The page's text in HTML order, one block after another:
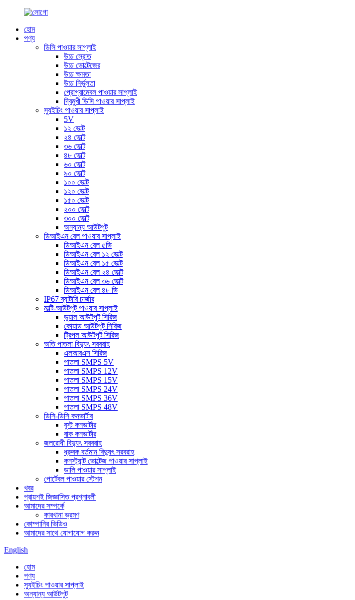
হোম
পণ্য
ডিসি পাওয়ার সাপ্লাই
উচ্চ স্রোত
উচ্চ ভোল্টেজের
উচ্চ ক্ষমতা
উচ্চ নির্ভুলতা
প্রোগ্রামেবল পাওয়ার সাপ্লাই
দ্বিমুখী ডিসি পাওয়ার সাপ্লাই
স্যুইচিং পাওয়ার সাপ্লাই
5V
১২ ভোল্ট
২৪ ভোল্ট
৩৬ ভোল্ট
৪৮ ভোল্ট
৬০ ভোল্ট
৯০ ভোল্ট
১০০ ভোল্ট
১২০ ভোল্ট
১৫০ ভোল্ট
২০০ ভোল্ট
৩০০ ভোল্ট
অন্যান্য আউটপুট
ডিআইএন রেল পাওয়ার সাপ্লাই
ডিআইএন রেল ৫ভি
ডিআইএন রেল ১২ ভোল্ট
ডিআইএন রেল ১৫ ভোল্ট
ডিআইএন রেল ২৪ ভোল্ট
ডিআইএন রেল ৩৬ ভোল্ট
ডিআইএন রেল ৪৮ ভি
IP67 ব্যাটারি চার্জার
মাল্টি-আউটপুট পাওয়ার সাপ্লাই
ডুয়াল আউটপুট সিরিজ
কোয়াড আউটপুট সিরিজ
ট্রিপল আউটপুট সিরিজ
অতি পাতলা বিদ্যুৎ সরবরাহ
এলআরএস সিরিজ
পাতলা SMPS 5V
পাতলা SMPS 12V
পাতলা SMPS 15V
পাতলা SMPS 24V
পাতলা SMPS 36V
পাতলা SMPS 48V
ডিসি-ডিসি কনভার্টার
বুস্ট কনভার্টার
বাক কনভার্টার
জলরোধী বিদ্যুৎ সরবরাহ
ধ্রুবক বর্তমান বিদ্যুৎ সরবরাহ
কনস্ট্যান্ট ভোল্টেজ পাওয়ার সাপ্লাই
ডালি পাওয়ার সাপ্লাই
পোর্টেবল পাওয়ার স্টেশন
খবর
প্রায়শই জিজ্ঞাসিত প্রশ্নাবলী
আমাদের সম্পর্কে
কারখানা ভ্রমণ
কোম্পানির ভিডিও
আমাদের সাথে যোগাযোগ করুন
English
হোম
পণ্য
স্যুইচিং পাওয়ার সাপ্লাই
অন্যান্য আউটপুট